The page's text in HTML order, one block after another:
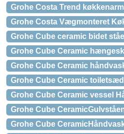
Grohe Costa Trend
Grohe Costa Vægmonteret
Grohe Cube ceramic bidet
Grohe Cube Ceramic
Grohe Cube Ceramic
Grohe Cube Ceramic
Grohe Cube Ceramic vessel
Grohe Cube
Grohe Cube